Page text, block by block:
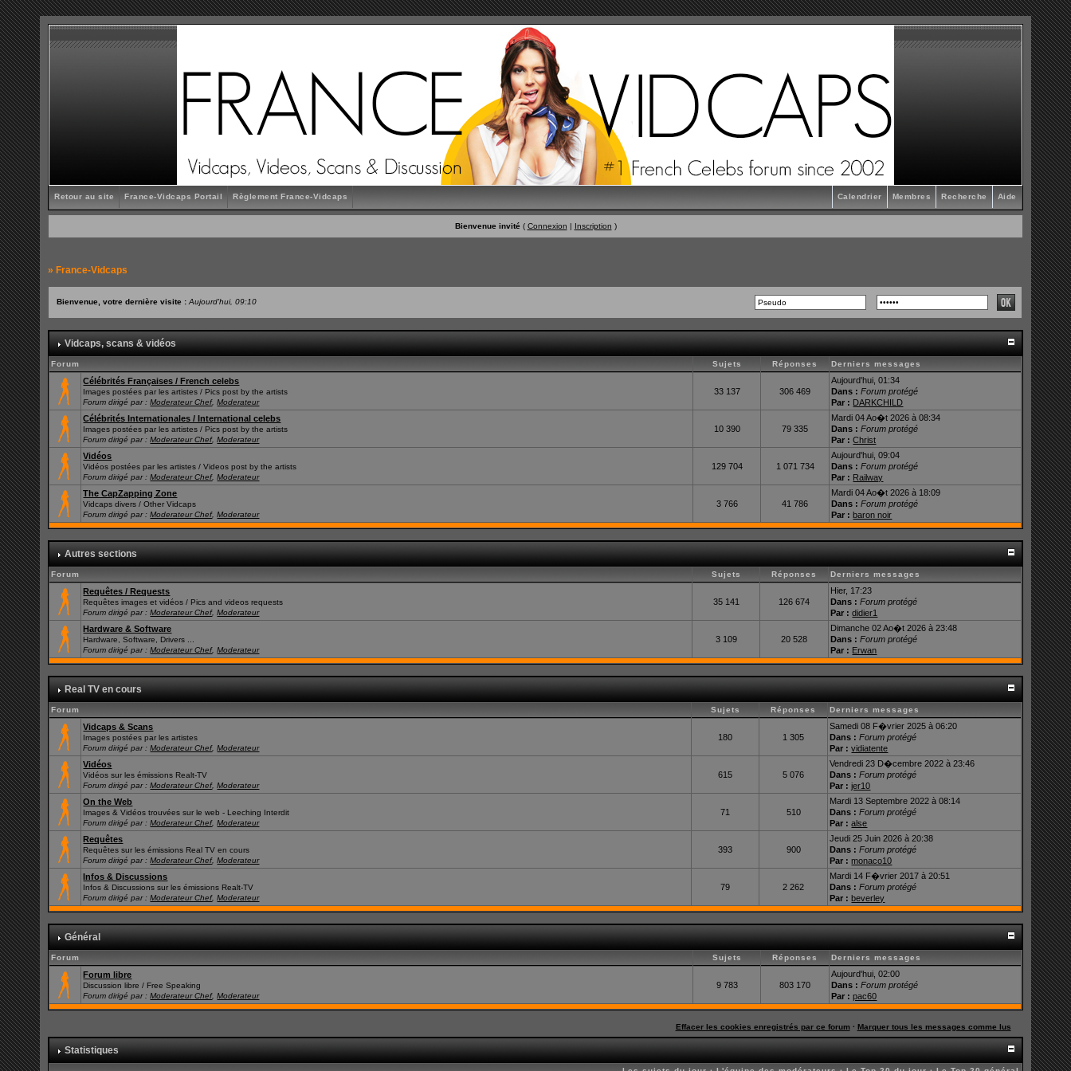
Retour au site France-Vidcaps Portail Règlement France-Vidcaps Aide
Recherche
Membres
Calendrier
Bienvenue invité( Connexion | Inscription )
» France-Vidcaps
Bienvenue, votre dernière visite :Aujourd'hui, 09:10
Vidcaps, scans & vidéos
Forum Sujets Réponses Derniers messages
Célébrités Françaises / French celebs
Images postées par les artistes / Pics post by the artists
Forum dirigé par :Moderateur Chef,Moderateur
33 137 306 469
Aujourd'hui, 01:34
Dans : Forum protégé
Par : DARKCHILD
Célébrités Internationales / International celebs
Images postées par les artistes / Pics post by the artists
Forum dirigé par :Moderateur Chef,Moderateur
10 390 79 335
Mardi 04 Ao�t 2026 à 08:34
Dans : Forum protégé
Par : Christ
Vidéos
Vidéos postées par les artistes / Videos post by the artists
Forum dirigé par :Moderateur Chef,Moderateur
129 704 1 071 734
Aujourd'hui, 09:04
Dans : Forum protégé
Par : Railway
The CapZapping Zone
Vidcaps divers / Other Vidcaps
Forum dirigé par :Moderateur Chef,Moderateur
3 766 41 786
Mardi 04 Ao�t 2026 à 18:09
Dans : Forum protégé
Par : baron noir
Autres sections
Forum Sujets Réponses Derniers messages
Requêtes / Requests
Requêtes images et vidéos / Pics and videos requests
Forum dirigé par :Moderateur Chef,Moderateur
35 141 126 674
Hier, 17:23
Dans : Forum protégé
Par : didier1
Hardware & Software
Hardware, Software, Drivers ...
Forum dirigé par :Moderateur Chef,Moderateur
3 109 20 528
Dimanche 02 Ao�t 2026 à 23:48
Dans : Forum protégé
Par : Erwan
Real TV en cours
Forum Sujets Réponses Derniers messages
Vidcaps & Scans
Images postées par les artistes
Forum dirigé par :Moderateur Chef,Moderateur
180 1 305
Samedi 08 F�vrier 2025 à 06:20
Dans : Forum protégé
Par : vidiatente
Vidéos
Vidéos sur les émissions Realt-TV
Forum dirigé par :Moderateur Chef,Moderateur
615 5 076
Vendredi 23 D�cembre 2022 à 23:46
Dans : Forum protégé
Par : jer10
On the Web
Images & Vidéos trouvées sur le web - Leeching Interdit
Forum dirigé par :Moderateur Chef,Moderateur
71 510
Mardi 13 Septembre 2022 à 08:14
Dans : Forum protégé
Par : alse
Requêtes
Requêtes sur les émissions Real TV en cours
Forum dirigé par :Moderateur Chef,Moderateur
393 900
Jeudi 25 Juin 2026 à 20:38
Dans : Forum protégé
Par : monaco10
Infos & Discussions
Infos & Discussions sur les émissions Realt-TV
Forum dirigé par :Moderateur Chef,Moderateur
79 2 262
Mardi 14 F�vrier 2017 à 20:51
Dans : Forum protégé
Par : beverley
Général
Forum Sujets Réponses Derniers messages
Forum libre
Discussion libre / Free Speaking
Forum dirigé par :Moderateur Chef,Moderateur
9 783 803 170
Aujourd'hui, 02:00
Dans : Forum protégé
Par : pac60
Effacer les cookies enregistrés par ce forum· Marquer tous les messages comme lus
Statistiques